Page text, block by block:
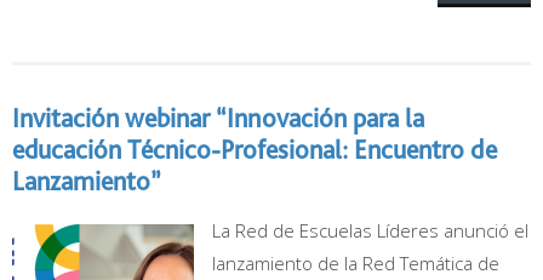
Invitación webinar “Innovación para la
educación Técnico-Profesional: Encuentro de
Lanzamiento”
La Red de Escuelas Líderes anunció el
lanzamiento de la Red Temática de